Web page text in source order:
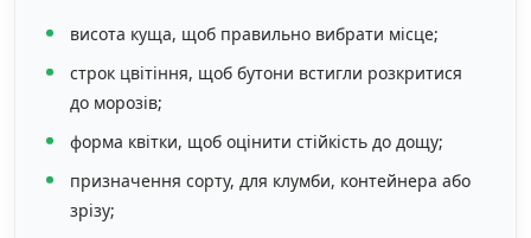
висота куща, щоб правильно вибрати місце;
строк цвітіння, щоб бутони встигли розкритися
до морозів;
форма квітки, щоб оцінити стійкість до дощу;
призначення сорту, для клумби, контейнера або
зрізу;